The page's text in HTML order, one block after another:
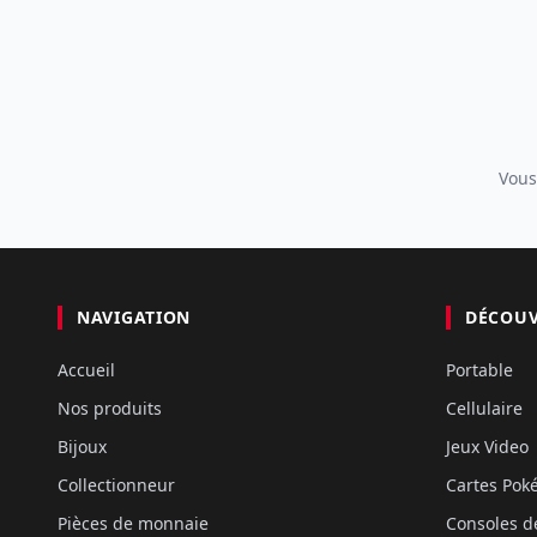
NAVIGATION
Accueil
Nos produits
Bijoux
Collectionneur
Pièces de monnaie
Portable
Cellulaire
Jeux Video
Cartes
Consoles